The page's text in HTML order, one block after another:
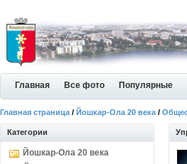
Главная Все фото Популярные
Главная страница / Йошкар-Ола 20 века /
Категории
Йошкар-Ола 20 века